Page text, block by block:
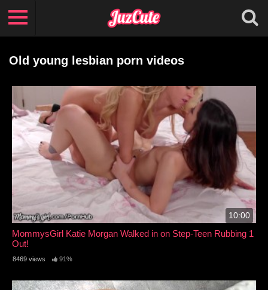
Old young lesbian porn videos
10:00
MommysGirl Katie Morgan Walked in on Step-Teen Rubbing 1
Out!
8469 views 91%